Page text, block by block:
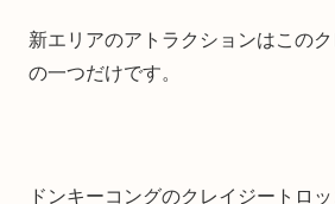
新エリアのアトラクションはこの
の一つだけです。
ドンキーコングのクレイジートロ